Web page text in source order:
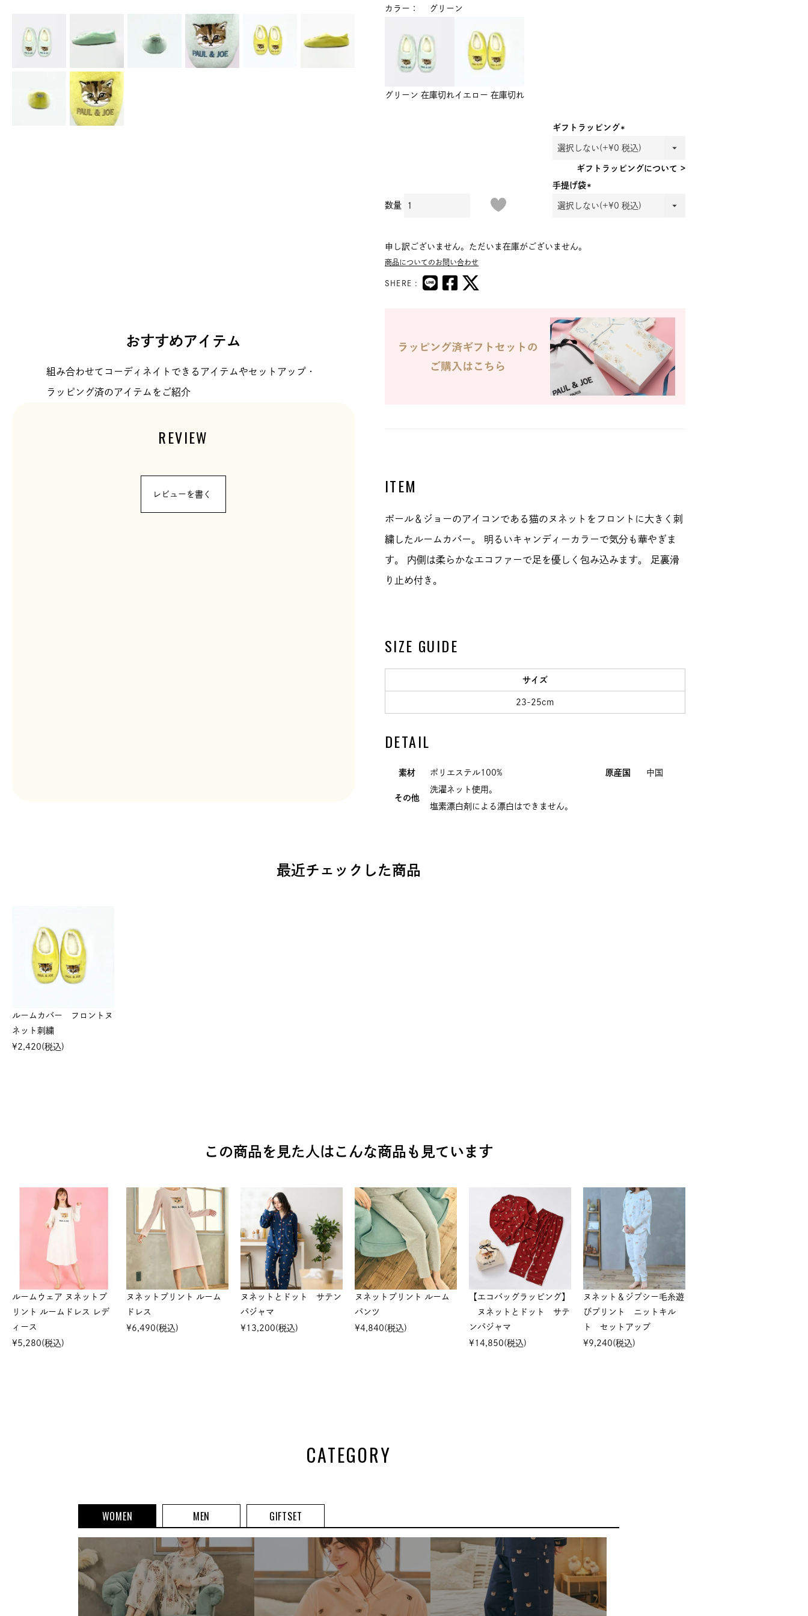
カラー グリーン
グリーン 在庫切れイエロー 在庫切れ
ギフトラッピング
(必
ギフトラッピングについて >
手提げ袋
(必
申し訳ございません。ただいま在庫がございません。
商品についてのお問い合わせ
SHERE :
おすすめアイテム
組み合わせてコーディネイトできるアイテムやセットアップ・
ラッピング済のアイテムをご紹介
ITEM
ポール＆ジョーのアイコンである猫のヌネットをフロントに大きく刺
繍したルームカバー。 明るいキャンディーカラーで気分も華やぎま
す。 内側は柔らかなエコファーで足を優しく包み込みます。 足裏滑
り止め付き。
SIZE GUIDE
サイズ
23-25cm
DETAIL
素材 ポリエステル100% 原産国 中国
その他
洗濯ネット使用。
塩素漂白剤による漂白はできません。
REVIEW
レビューを書く
最近チェックした商品
ルームカバー フロントヌ
ネット刺繍
¥2,420(税込)
この商品を見た人は こんな商品も見ています
ルームウェア ヌネットプ
リント ルームドレス レデ
ィース
¥5,280(税込)
ヌネットプリント ルーム
ドレス
¥6,490(税込)
ヌネットとドット サテン
パジャマ
¥ 13,200(税込)
ヌネットプリント ルーム
パンツ
¥4,840(税込)
【エコバッグラッピング】
ヌネットとドット サテ
ンパジャマ
¥ 14,850(税込)
ヌネット＆ジプシー毛糸遊
びプリント ニットキル
ト セットアップ
¥9,240(税込)
CATEGORY
WOMEN MEN GIFTSET